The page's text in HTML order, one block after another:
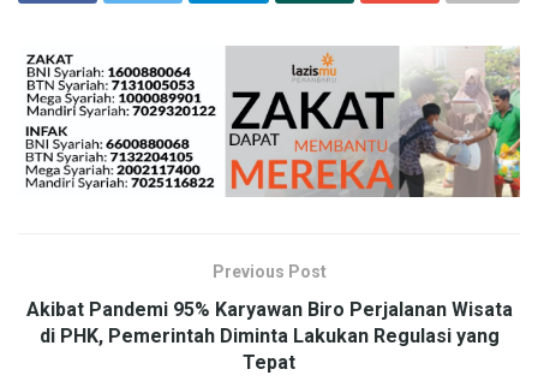
Previous Post
Akibat Pandemi 95% Karyawan Biro Perjalanan Wisata
di PHK, Pemerintah Diminta Lakukan Regulasi yang
Tepat